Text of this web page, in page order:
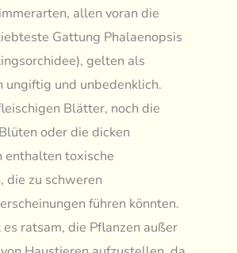
allen voran die
Gattung Phalaenopsis
gelten als
ungiftig und unbedenklich.
Blätter, noch die
oder die dicken
enthalten toxische
die zu schweren
führen könnten.
es ratsam, die Pflanzen außer